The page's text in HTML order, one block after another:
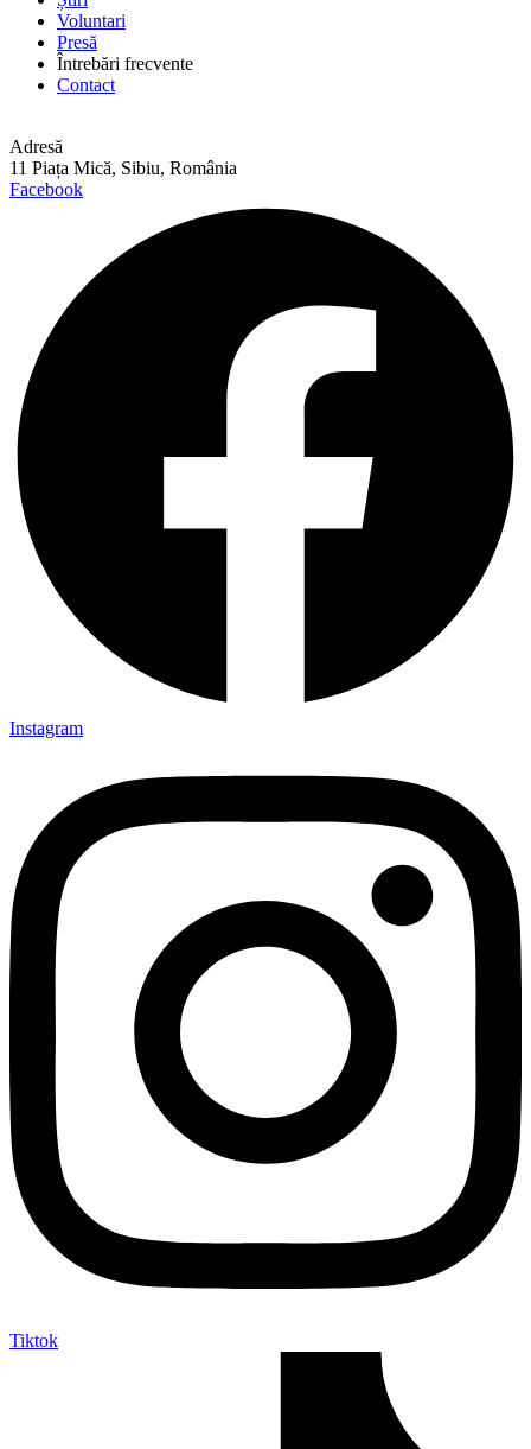
Voluntari
Presă
Întrebări frecvente
Contact
Adresă
11 Piața Mică, Sibiu, România
Facebook
Instagram
Tiktok